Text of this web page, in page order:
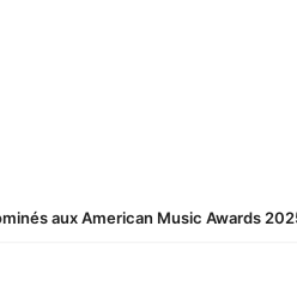
aux American Music Awards